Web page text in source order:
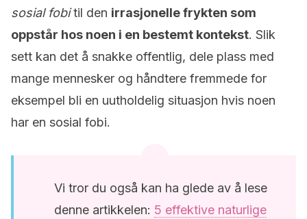
sosial fobitil den irrasjonelle frykten som
oppstår hos noen i en bestemt kontekst. Slik
sett kan det å snakke offentlig, dele plass med
mange mennesker og håndtere fremmede for
eksempel bli en uutholdelig situasjon hvis noen
har en sosial fobi.
Vi tror du også kan ha glede av å lese
denne artikkelen: 5 effektive naturlige